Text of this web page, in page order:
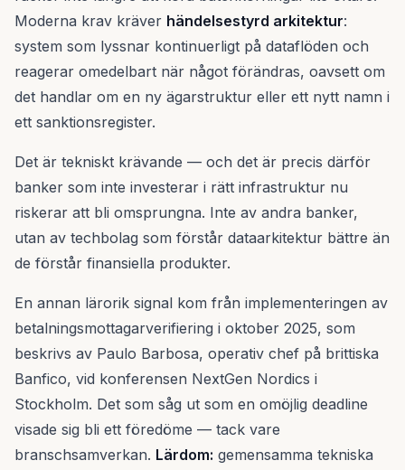
Moderna krav kräver händelsestyrd arkitektur:
system som lyssnar kontinuerligt på dataflöden och
reagerar omedelbart när något förändras, oavsett om
det handlar om en ny ägarstruktur eller ett nytt namn i
ett sanktionsregister.
Det är tekniskt krävande — och det är precis därför
banker som inte investerar i rätt infrastruktur nu
riskerar att bli omsprungna. Inte av andra banker,
utan av techbolag som förstår dataarkitektur bättre än
de förstår finansiella produkter.
En annan lärorik signal kom från implementeringen av
betalningsmottagarverifiering i oktober 2025, som
beskrivs av Paulo Barbosa, operativ chef på brittiska
Banfico, vid konferensen NextGen Nordics i
Stockholm. Det som såg ut som en omöjlig deadline
visade sig bli ett föredöme — tack vare
branschsamverkan. Lärdom: gemensamma tekniska